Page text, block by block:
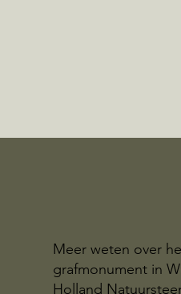
Meer weten over
grafmonument in
Holland